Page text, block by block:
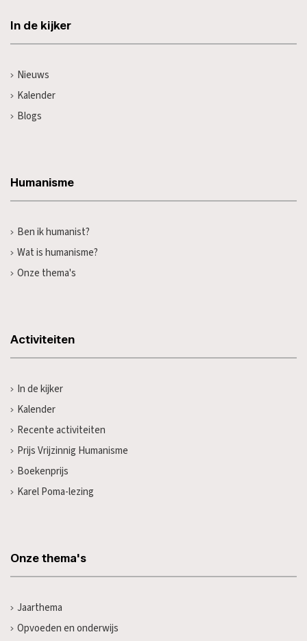
In de kijker
Nieuws
Kalender
Blogs
Humanisme
Ben ik humanist?
Wat is humanisme?
Onze thema's
Activiteiten
In de kijker
Kalender
Recente activiteiten
Prijs Vrijzinnig Humanisme
Boekenprijs
Karel Poma-lezing
Onze thema's
Jaarthema
Opvoeden en onderwijs